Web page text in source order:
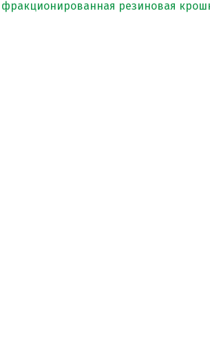
резиновая